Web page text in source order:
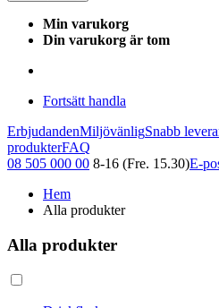
Min varukorg
Din varukorg är tom
Fortsätt handla
ErbjudandenMiljövänligSnabb
produkterFAQ
08 505 000 00 8-16 (Fre. 15.30)E-
Hem
Alla produkter
Alla produkter